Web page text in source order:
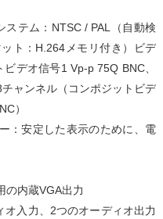
テム：NTSC / PAL（自動検
ト：H.264メモリ付き）ビデ
デオ信号1 Vp-p 75Q BNC、
ャンネル（コンポジットビデ
）
：安定した表示のために、電
の内蔵VGA出力
入力、2つのオーディオ出力